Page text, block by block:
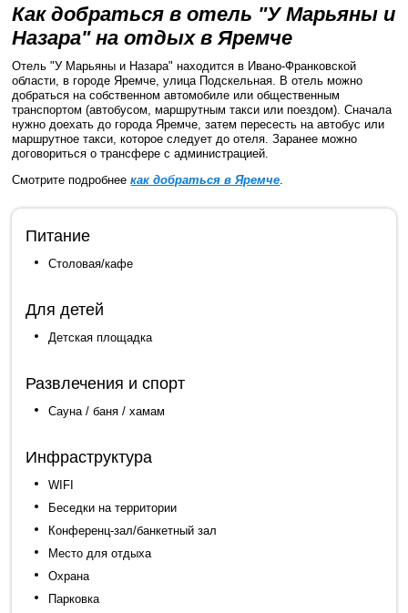
Как добраться в отель "У Марьяны и
Назара" на отдых в Яремче
Отель "У Марьяны и Назара" находится в Ивано-Франковской
области, в городе Яремче, улица Подскельная. В отель можно
добраться на собственном автомобиле или общественным
транспортом (автобусом, маршрутным такси или поездом). Сначала
нужно доехать до города Яремче, затем пересесть на автобус или
маршрутное такси, которое следует до отеля. Заранее можно
договориться о трансфере с администрацией.
Смотрите подробнее как добраться в Яремче
Питание
Столовая/кафе
Для детей
Детская площадка
Развлечения и спорт
Сауна / баня / хамам
Инфраструктура
WIFI
Беседки на территории
Конференц-зал/банкетный зал
Место для отдыха
Охрана
Парковка